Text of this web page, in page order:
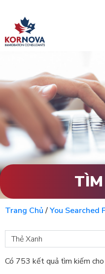
Trang Chủ/You Searched
Có 753 kết quả tìm kiếm